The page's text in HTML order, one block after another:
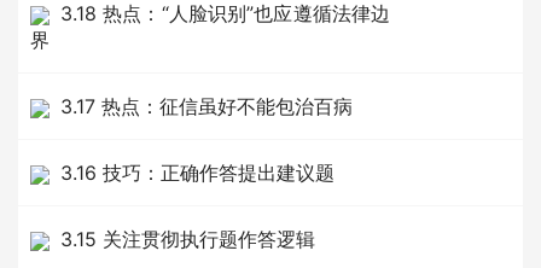
3.18 热点：“人脸识别”也应遵循法律边
界
3.17 热点：征信虽好不能包治百病
3.16 技巧：正确作答提出建议题
3.15 关注贯彻执行题作答逻辑